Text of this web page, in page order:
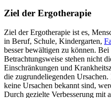
Ziel der Ergotherapie
Ziel der Ergotherapie ist es,
in Beruf, Schule, Kindergarten,
besser bewältigen zu können. Bei
Betrachtungsweise stehen nicht
Einschränkungen und
die zugrundeliegenden
keine Ursachen bekannt sind,
Durch gezielte Verbesserung mit